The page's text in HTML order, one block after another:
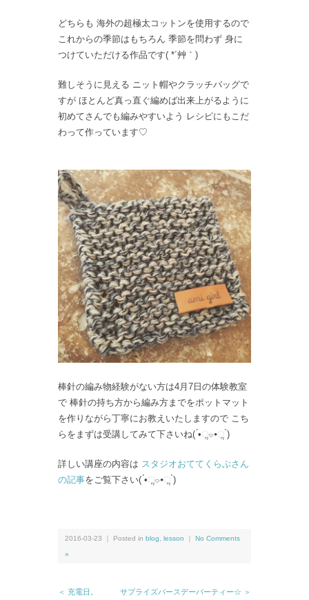
どちらも 海外の超極太コットンを使用するので
これからの季節はもちろん 季節を問わず 身に
つけていただける作品です( *´艸｀)
難しそうに見える ニット帽やクラッチバッグで
すが ほとんど真っ直ぐ編めば出来上がるように
初めてさんでも編みやすいよう レシピにもこだ
わって作っています♡
棒針の編み物経験がない方は4月7日の体験教室
で 棒針の持ち方から編み方までをポットマット
を作りながら丁寧にお教えいたしますので こち
らをまずは受講してみて下さいね( ́•ૢ⌔•ૢ ̀)
詳しい講座の内容は スタジオおててくらぶさん
の記事をご覧下さい( ́•ૢ⌔•ૢ ̀)
2016-03-23 ｜ Posted in blog lesson No Comments
»
＜ 充電日。 サプライズバースデーパーティー☆ ＞